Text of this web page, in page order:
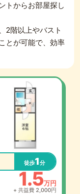
トからお部屋探し
2階以上やバスト
とが可能で、効率
徒歩1分
1.5万円
+ 共益費 2,000円